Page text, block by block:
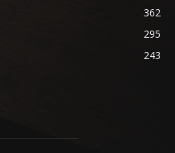
362
295
243